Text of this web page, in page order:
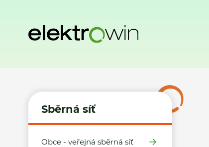
Sběrná síť
Obce - veřejná sběrná síť